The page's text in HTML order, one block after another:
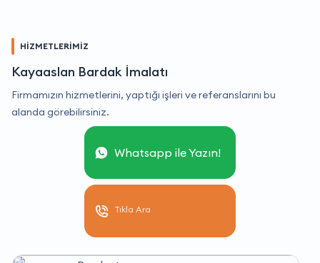
HİZMETLERİMİZ
Kayaaslan Bardak İmalatı
Firmamızın hizmetlerini, yaptığı işleri ve referanslarını bu
alanda görebilirsiniz.
Whatsapp ile Yazın!
Tıkla Ara